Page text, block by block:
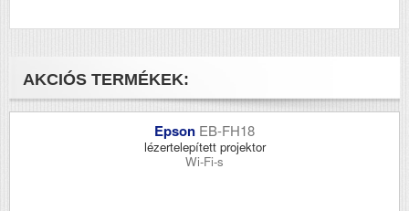
AKCIÓS TERMÉKEK:
Epson EB-FH18
lézertelepített projektor
Wi-Fi-s